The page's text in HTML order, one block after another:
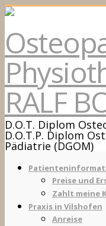
RALF
D.O.T. Diplom
D.O.T.P. Diplom
Pädiatrie (DGOM)
Preise und
Zahlt meine
Praxis in Vilshofen
Anreise